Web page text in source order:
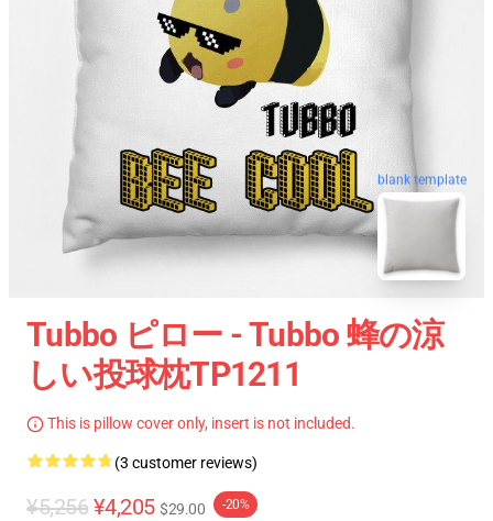
blank template
Tubbo ピロー - Tubbo 蜂の涼
しい投球枕TP1211
This is pillow cover only, insert is not included.
(3 customer reviews)
¥5,256 ¥4,205 $29.00 -20%